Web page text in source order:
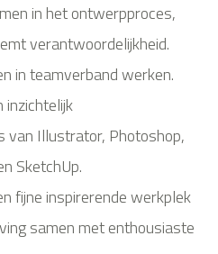
in het ontwerpproces,
verantwoordelijkheid.
in teamverband werken.
inzichtelijk
van Illustrator, Photoshop,
SketchUp.
fijne inspirerende werkplek
samen met enthousiaste